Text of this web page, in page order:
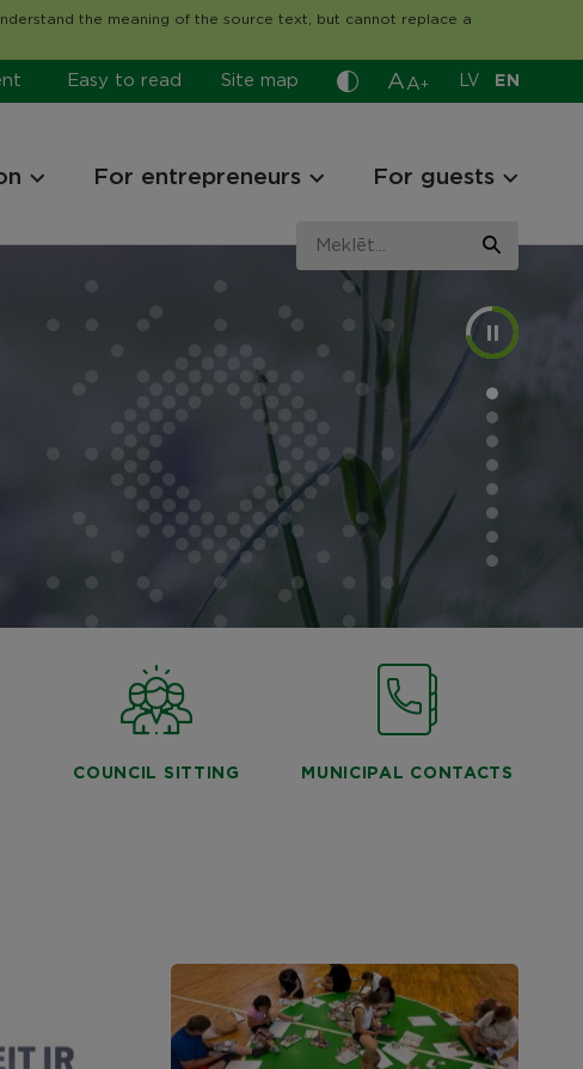
the meaning of the source text, but cannot replace a
Easy to read Site map A A+ LV EN
For entrepreneurs For guests
COUNCIL SITTING MUNICIPAL CONTACTS